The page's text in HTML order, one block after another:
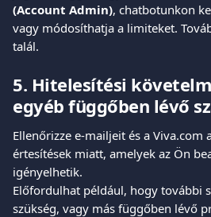
(Account Admin), chatbotunkon
vagy módosíthatja a limiteket.
talál.
5. Hitelesítési
egyéb függőben lévő
Ellenőrizze e-mailjeit és a Viva.com
értesítések miatt, amelyek az Ön
igényelhetik.
Előfordulhat például, hogy további
szükség, vagy más függőben lévő